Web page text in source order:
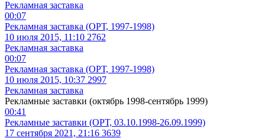
Рекламная заставка
00:07
Рекламная заставка (ОРТ, 1997-1998)
10 июля 2015, 11:10 2762
Рекламная заставка
00:07
Рекламная заставка (ОРТ, 1997-1998)
10 июля 2015, 10:37 2997
Рекламная заставка
Рекламные заставки (октябрь 1998-сентябрь 1999)
00:41
Рекламные заставки (ОРТ, 03.10.1998-26.09.1999)
17 сентября 2021, 21:16 3639